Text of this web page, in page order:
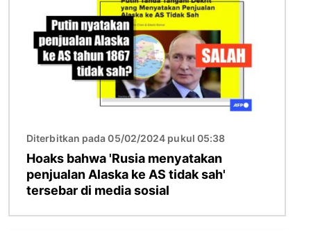
Diterbitkan pada 05/02/2024 pukul 05:38
Hoaks bahwa 'Rusia menyatakan
penjualan Alaska ke AS tidak sah'
tersebar di media sosial